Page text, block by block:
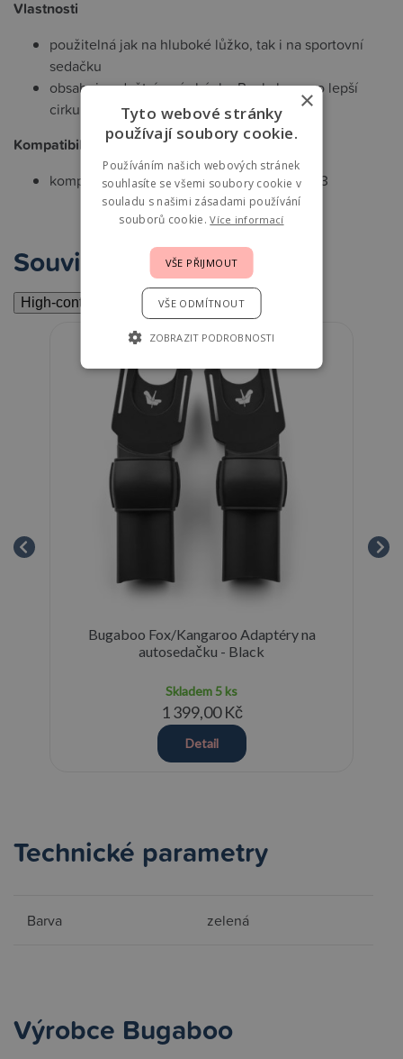
Vlastnosti
použitelná jak na hluboké lůžko, tak i na sportovní
sedačku
obsahuje odvětrávací okénko Peekaboo pro lepší
cirkulaci vzduchu
Kompatibilita
kompatibilní s modely kočárků Fox 5 a Fox 3
Související
High-contrast mode
Bugaboo Fox/Kangaroo Adaptéry na
autosedačku - Black
Skladem 5 ks
1 399,00 Kč
Detail
Technické parametry
Barva zelená
Výrobce Bugaboo
×
Tyto webové stránky
používají soubory cookie.
Používáním našich webových stránek
souhlasíte se všemi soubory cookie v
souladu s našimi zásadami používání
souborů cookie.Více informací
VŠE PŘIJMOUT
VŠE ODMÍTNOUT
ZOBRAZIT PODROBNOSTI